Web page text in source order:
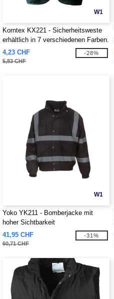
W1
Korntex KX221 - Sicherheitsweste
erhältlich in 7 verschiedenen Farben.
Anpassbarer Verschluss in Velcr.
Schwarze Ränder aus Polyester.
4,23 CHF
5,83 CHF
-28%
W1
Yoko YK211 - Bomberjacke mit
hoher Sichtbarkeit
41,95 CHF
60,71 CHF
-31%